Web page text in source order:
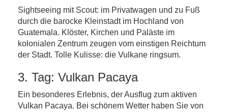
Sightseeing mit Scout: im Privatwagen und zu Fuß
durch die barocke Kleinstadt im Hochland von
Guatemala. Klöster, Kirchen und Paläste im
kolonialen Zentrum zeugen vom einstigen Reichtum
der Stadt. Tolle Kulisse: die Vulkane ringsum.
3. Tag: Vulkan Pacaya
Ein besonderes Erlebnis, der Ausflug zum aktiven
Vulkan Pacaya. Bei schönem Wetter haben Sie von